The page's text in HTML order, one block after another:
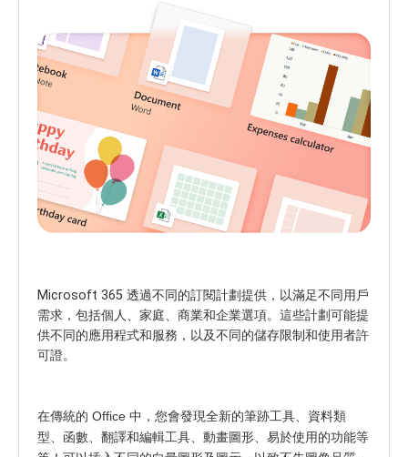
Microsoft 365 透過不同的訂閱計劃提供，以滿足不同用戶
需求，包括個人、家庭、商業和企業選項。這些計劃可能提
供不同的應用程式和服務，以及不同的儲存限制和使用者許
可證。
在傳統的 Office 中，您會發現全新的筆跡工具、資料類
型、函數、翻譯和編輯工具、動畫圖形、易於使用的功能等